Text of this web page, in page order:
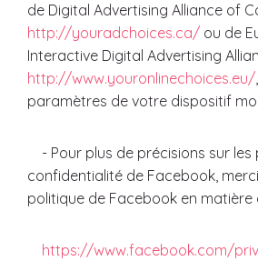
de Digital Advertising Alliance of
http://youradchoices.ca/ ou de
Interactive Digital Advertising
http://www.youronlinechoices.eu/
paramètres de votre dispositif
- Pour plus de précisions sur les
confidentialité de Facebook,
politique de Facebook en matière
https://www.facebook.com/